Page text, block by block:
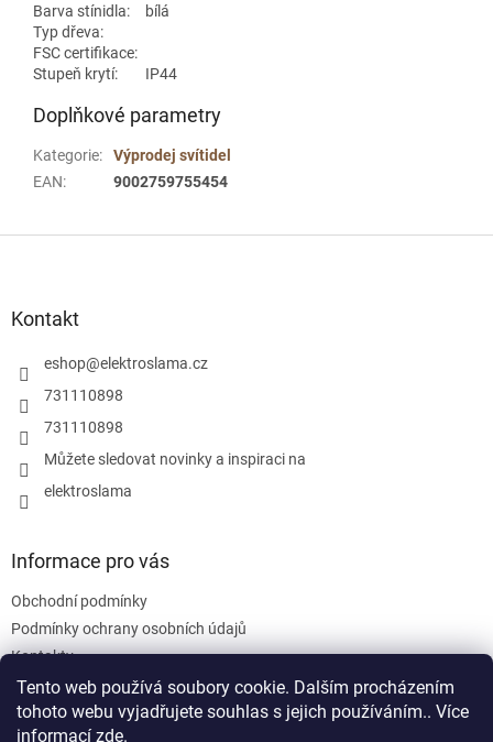
Tento web používá soubory cookie. Dalším procházením
tohoto webu vyjadřujete souhlas s jejich používáním.. Více
informací zde.
Barva stínidla:
bílá
Typ dřeva:
FSC certifikace:
Stupeň krytí:
IP44
Doplňkové parametry
Kategorie:
Výprodej svítidel
EAN: 9002759755454
Kontakt
eshop@elektroslama.cz
731110898
731110898
Můžete sledovat novinky a inspiraci na
elektroslama
Informace pro vás
Obchodní podmínky
Podmínky ochrany osobních údajů
Kontakty